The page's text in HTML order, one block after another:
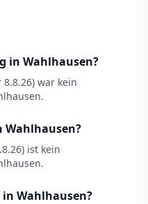
in Wahlhausen?
war kein
Wahlhausen?
ist kein
Wahlhausen?